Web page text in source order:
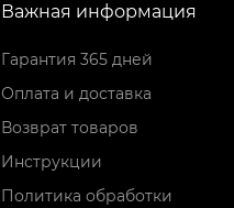
Важная информация
Гарантия 365 дней
Оплата и доставка
Возврат товаров
Инструкции
Политика обработки